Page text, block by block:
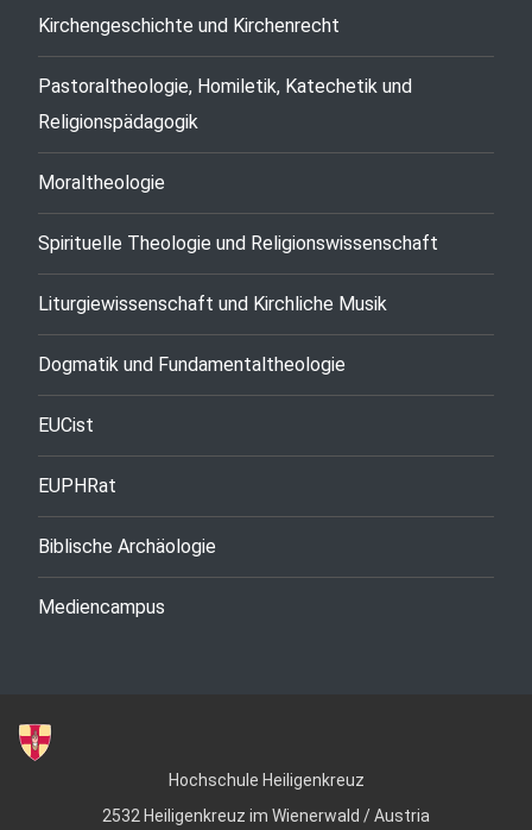
Kirchengeschichte und Kirchenrecht
Pastoraltheologie, Homiletik, Katechetik und
Religionspädagogik
Moraltheologie
Spirituelle Theologie und Religionswissenschaft
Liturgiewissenschaft und Kirchliche Musik
Dogmatik und Fundamentaltheologie
EUCist
EUPHRat
Biblische Archäologie
Mediencampus
Hochschule Heiligenkreuz
2532 Heiligenkreuz im Wienerwald / Austria